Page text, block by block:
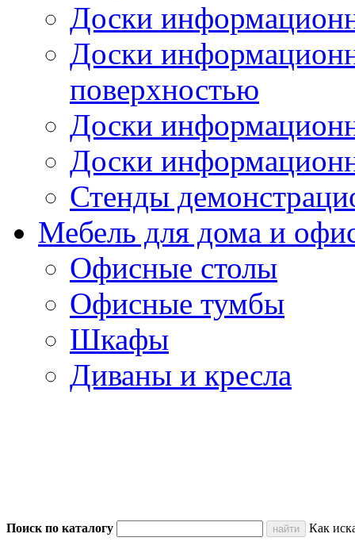
Доски
Доски
поверхностью
Доски
Доски
Стенды
Мебель для дома и
Офисные столы
Офисные тумбы
Шкафы
Диваны и кресла
Поиск по каталогу Как